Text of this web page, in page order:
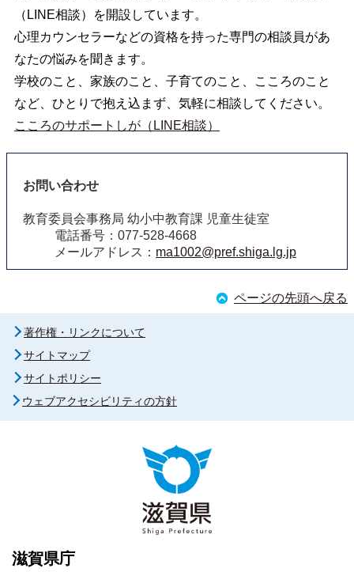
（LINE相談）を開設しています。
心理カウンセラーなどの資格を持った専門の相談員があ
なたの悩みを聞きます。
学校のこと、家族のこと、子育てのこと、こころのこと
など、ひとりで抱え込まず、気軽に相談してください。
こころのサポートしが（LINE相談）
お問い合わせ
教育委員会事務局 幼小中教育課 児童生徒室
電話番号：077-528-4668
メールアドレス： ma1002@pref.shiga.lg.jp
ページの先頭へ戻る
著作権・リンクについて
サイトマップ
サイトポリシー
ウェブアクセシビリティの方針
滋賀県庁